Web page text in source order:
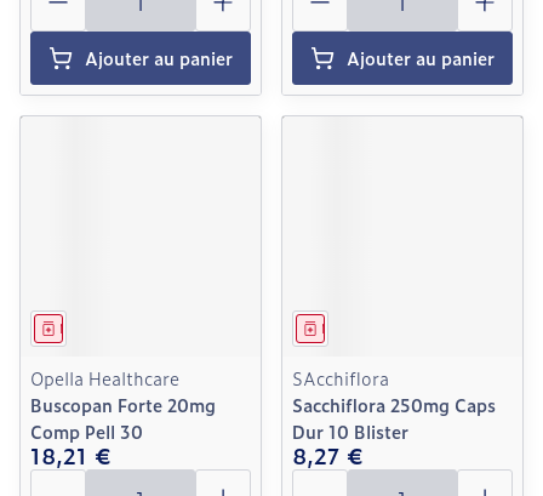
Ajouter au panier Ajouter au panier
Médicament
Opella Healthcare
Buscopan Forte 20mg
Comp Pell 30
18,21 €
Quantité
Médicament
SAcchiflora
Sacchiflora 250mg Caps
Dur 10 Blister
8,27 €
Quantité